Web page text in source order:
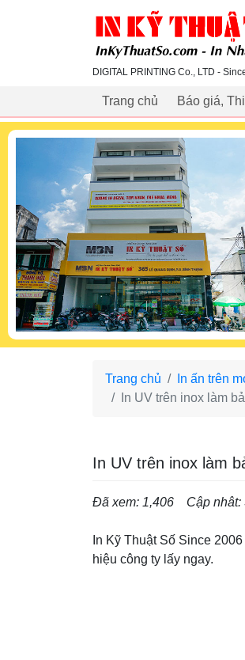
inkythuatso.com
DIGITAL PRINTING Co., LTD -
Trang chủ Báo giá,
Trang chủ In ấn trên
In UV trên inox làm
In UV trên inox làm
Đã xem: 1,406 Cập nhât:
In Kỹ Thuật Số Since
hiệu công ty lấy ngay.